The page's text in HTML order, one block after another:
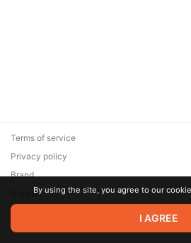
© 2026 Zaya Solutions Limited. All
are the property of their respective
Terms of service
Privacy policy
Brand
SupportBy using the site, you agree to our
I AGREE